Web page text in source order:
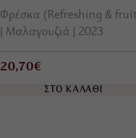
Φρέσκα (Refreshing &
Μαλαγουζιά
2023
20,70€
ΣΤΟ ΚΑΛΑΘΙ